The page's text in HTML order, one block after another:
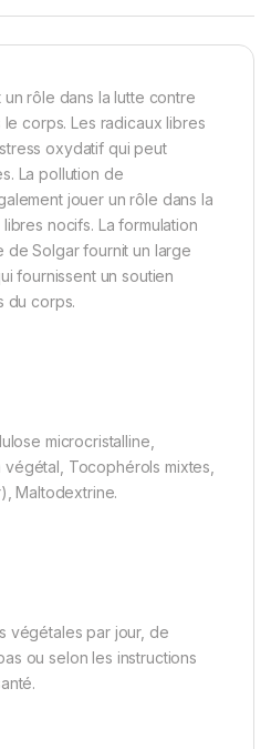
rôle dans la lutte contre
corps. Les radicaux libres
oxydatif qui peut
La pollution de
jouer un rôle dans la
nocifs. La formulation
de Solgar fournit un large
fournissent un soutien
du corps.
microcristalline,
Tocophérols mixtes,
Maltodextrine.
végétales par jour, de
ou selon les instructions